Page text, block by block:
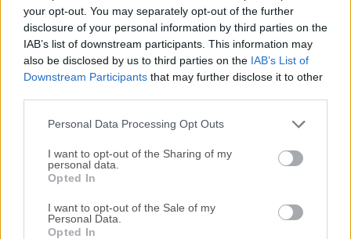
your opt-out. You may separately opt-out of the further
disclosure of your personal information by third parties on the
IAB’s list of downstream participants. This information may
also be disclosed by us to third parties on the IAB’s List of
Downstream Participants that may further disclose it to other
Personal Data Processing Opt Outs
I want to opt-out of the Sharing of my
personal data.
Opted In
I want to opt-out of the Sale of my
Personal Data.
Opted In
escaneo y también a un gran compromiso con una interfaz
de usuario optimizada y controles fáciles de usar,
DriversCloud Offline Detection puede ser utilizado tanto por
novatos como por usuarios experimentados. El uso del
programa se realiza en dos pasos. Primero, debes instalar
la aplicación en miniatura en tu PC, y luego puedes
comenzar a controlar esta aplicación directamente a través